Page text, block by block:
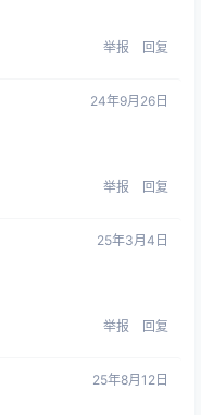
举报 回复
24年9月26日
举报 回复
25年3月4日
举报 回复
25年8月12日